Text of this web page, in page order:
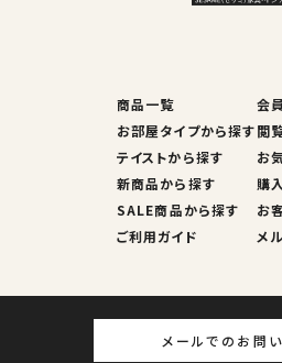
商品一覧
お部屋タイプから探す
テイストから探す
新商品から探す
SALE商品から探す
ご利用ガイド
会
閲
お
購
お
メ
メールでのお問